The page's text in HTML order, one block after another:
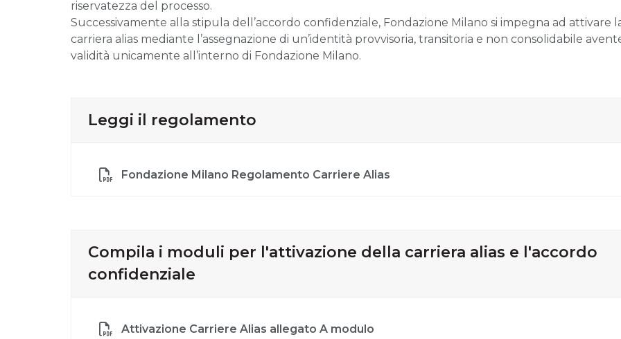
riservatezza del processo.
Successivamente alla stipula dell’accordo confidenziale, Fondazione Milano si impegna ad attivare
carriera alias mediante l’assegnazione di un’identità provvisoria, transitoria e non consolidabile
validità unicamente all’interno di Fondazione Milano.
Leggi il regolamento
Fondazione Milano Regolamento Carriere Alias
Compila i moduli per l'attivazione della carriera alias e l'accordo
confidenziale
Attivazione Carriere Alias allegato A modulo